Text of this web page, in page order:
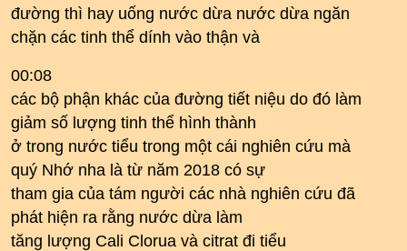
đường thì hay uống nước dừa nước dừa ngăn
chặn các tinh thể dính vào thận và
00:08
các bộ phận khác của đường tiết niệu do đó làm
giảm số lượng tinh thể hình thành
ở trong nước tiểu trong một cái nghiên cứu mà
quý Nhớ nha là từ năm 2018 có sự
tham gia của tám người các nhà nghiên cứu đã
phát hiện ra rằng nước dừa làm
tăng lượng Cali Clorua và citrat đi tiểu